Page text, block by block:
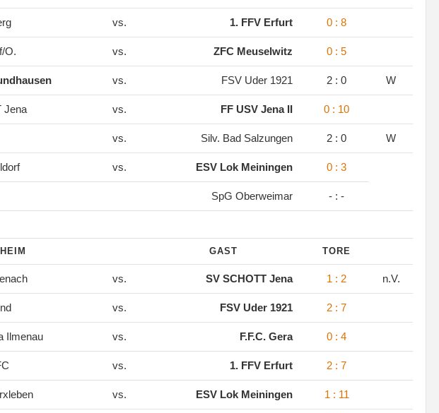
vs. 1. FFV Erfurt 0 : 8
O. vs. ZFC Meuselwitz 0 : 5
vs. FSV Uder 1921 2 : 0 W
Jena vs. FF USV Jena II 0 : 10
vs. Silv. Bad Salzungen 2 : 0 W
vs. ESV Lok Meiningen 0 : 3
SpG Oberweimar - : -
HEIM GAST TORE
vs. SV SCHOTT Jena 1 : 2 n.V.
vs. FSV Uder 1921 2 : 7
Ilmenau vs. F.F.C. Gera 0 : 4
vs. 1. FFV Erfurt 2 : 7
vs. ESV Lok Meiningen 1 : 11